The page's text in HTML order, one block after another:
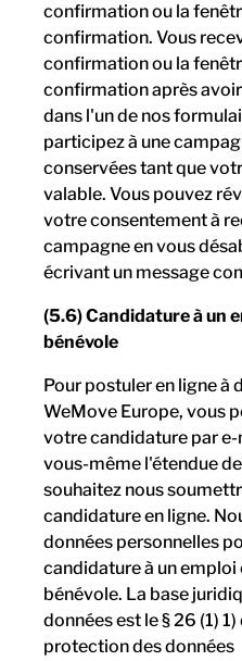
confirmation ou la
confirmation. Vous
confirmation ou la
confirmation après
dans l'un de nos
participez à une
conservées tant que
valable. Vous pouvez
votre consentement à
campagne en vous
écrivant un message
(5.6) Candidature à un
bénévole
Pour postuler en ligne à
WeMove Europe, vous
votre candidature par
vous-même l'étendue
souhaitez nous
candidature en ligne.
données personnelles
candidature à un emploi
bénévole. La base
données est le § 26 (1)
protection des données